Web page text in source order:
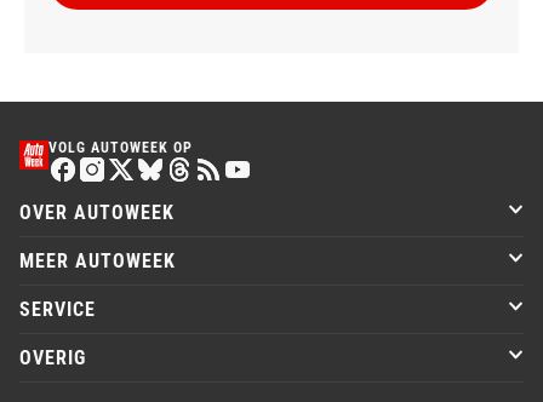
VOLG AUTOWEEK OP
OVER AUTOWEEK
MEER AUTOWEEK
SERVICE
OVERIG